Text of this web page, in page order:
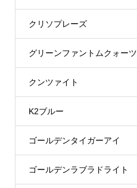
クリソプレーズ
グリーンファントムクォーツ
クンツァイト
K2ブルー
ゴールデンタイガーアイ
ゴールデンラブラドライト